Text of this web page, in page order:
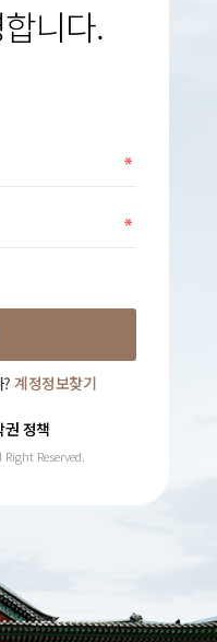
니다.
계정정보찾기
권 정책
Reserved.